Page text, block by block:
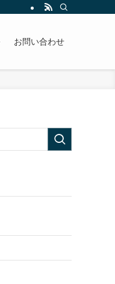
お問い合わせ